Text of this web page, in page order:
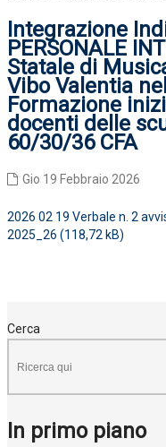
Integrazione
PERSONALE
Statale di
Vibo Valentia
Formazione
docenti delle
60/30/36 CFA
Gio 19 Febbraio 2026
2026 02 19 Verbale n. 2
2025_26
Cerca
In primo piano